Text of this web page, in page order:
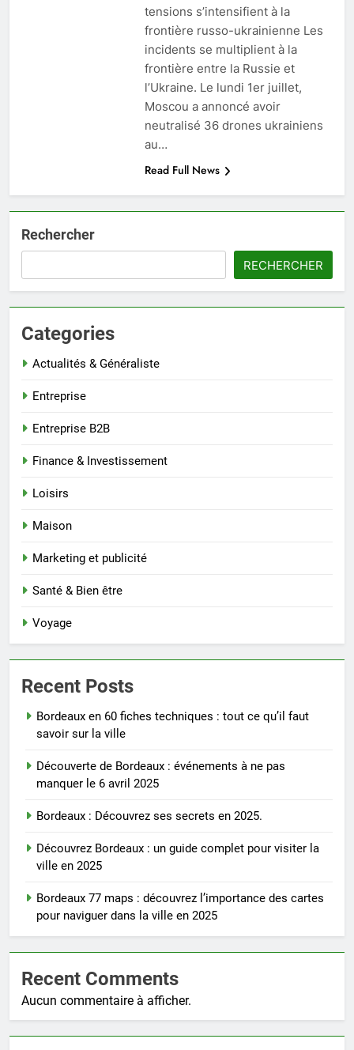
tensions s’intensifient à la
frontière russo-ukrainienne Les
incidents se multiplient à la
frontière entre la Russie et
l’Ukraine. Le lundi 1er juillet,
Moscou a annoncé avoir
neutralisé 36 drones ukrainiens
au…
Read Full News
Rechercher
RECHERCHER
Categories
Actualités & Généraliste
Entreprise
Entreprise B2B
Finance & Investissement
Loisirs
Maison
Marketing et publicité
Santé & Bien être
Voyage
Recent Posts
Bordeaux en 60 fiches techniques : tout ce qu’il faut
savoir sur la ville
Découverte de Bordeaux : événements à ne pas
manquer le 6 avril 2025
Bordeaux : Découvrez ses secrets en 2025.
Découvrez Bordeaux : un guide complet pour visiter la
ville en 2025
Bordeaux 77 maps : découvrez l’importance des cartes
pour naviguer dans la ville en 2025
Recent Comments
Aucun commentaire à afficher.